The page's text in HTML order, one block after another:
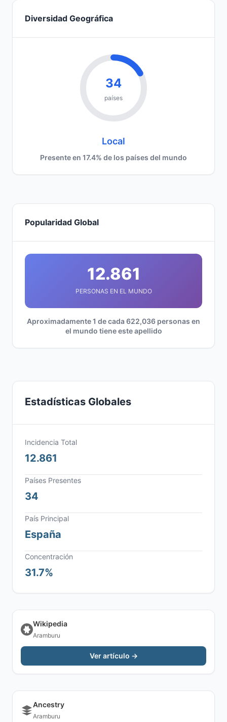
Diversidad Geográfica
34
países
Local
Presente en 17.4% de los países del mundo
Popularidad Global
12.861
PERSONAS EN EL MUNDO
Aproximadamente 1 de cada 622,036 personas en
el mundo tiene este apellido
Estadísticas Globales
Incidencia Total
12.861
Países Presentes
34
País Principal
España
Concentración
31.7%
Wikipedia
Aramburu
Ver artículo →
Ancestry
Aramburu